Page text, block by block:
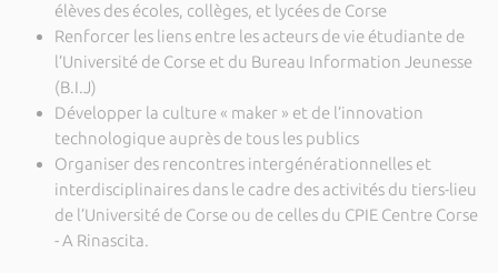
élèves des écoles, collèges, et lycées de Corse
Renforcer les liens entre les acteurs de vie étudiante de
l’Université de Corse et du Bureau Information Jeunesse
(B.I.J)
Développer la culture « maker » et de l’innovation
technologique auprès de tous les publics
Organiser des rencontres intergénérationnelles et
interdisciplinaires dans le cadre des activités du tiers-lieu
de l’Université de Corse ou de celles du CPIE Centre Corse
- A Rinascita.